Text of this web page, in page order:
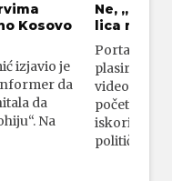
Kosovo
izjavio je
da
da
Na
Ne,
lica
Portal 24
plasirali su
video-
početka
iskorišćava
političkim